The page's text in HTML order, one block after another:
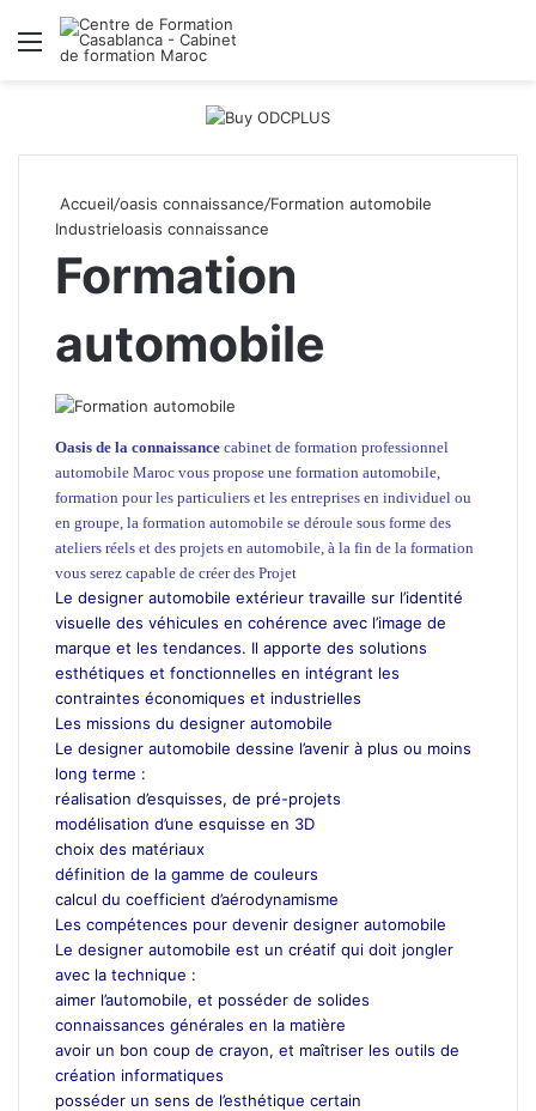
Menu
Accueil/oasis connaissance/Formation automobile
Industrieloasis connaissance
Formation
automobile
Oasis de la connaissance cabinet de formation professionnel
automobile Maroc vous propose une formation automobile,
formation pour les particuliers et les entreprises en individuel ou
en groupe, la formation automobile se déroule sous forme des
ateliers réels et des projets en automobile, à la fin de la formation
vous serez capable de créer des Projet
Le designer automobile extérieur travaille sur l’identité
visuelle des véhicules en cohérence avec l’image de
marque et les tendances. Il apporte des solutions
esthétiques et fonctionnelles en intégrant les
contraintes économiques et industrielles
Les missions du designer automobile
Le designer automobile dessine l’avenir à plus ou moins
long terme :
réalisation d’esquisses, de pré-projets
modélisation d’une esquisse en 3D
choix des matériaux
définition de la gamme de couleurs
calcul du coefficient d’aérodynamisme
Les compétences pour devenir designer automobile
Le designer automobile est un créatif qui doit jongler
avec la technique :
aimer l’automobile, et posséder de solides
connaissances générales en la matière
avoir un bon coup de crayon, et maîtriser les outils de
création informatiques
posséder un sens de l’esthétique certain